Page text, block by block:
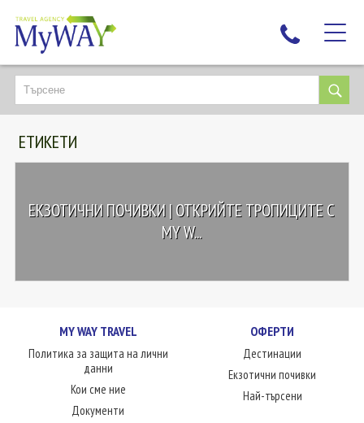
НАЙ-ТЪРСЕНИ
ДЕСТИНАЦИИ
ЕКЗОТИЧНИ ПОЧИВКИ
ЛЮБОПИТНО
КОНТАКТИ
ЕТИКЕТИ
ЕКЗОТИЧНИ ПОЧИВКИ | ОТКРИЙТЕ ТРОПИЦИТЕ С
MY W...
MY WAY TRAVEL
Политика за защита на лични
данни
Кои сме ние
Документи
ОФЕРТИ
Дестинации
Екзотични почивки
Най-търсени